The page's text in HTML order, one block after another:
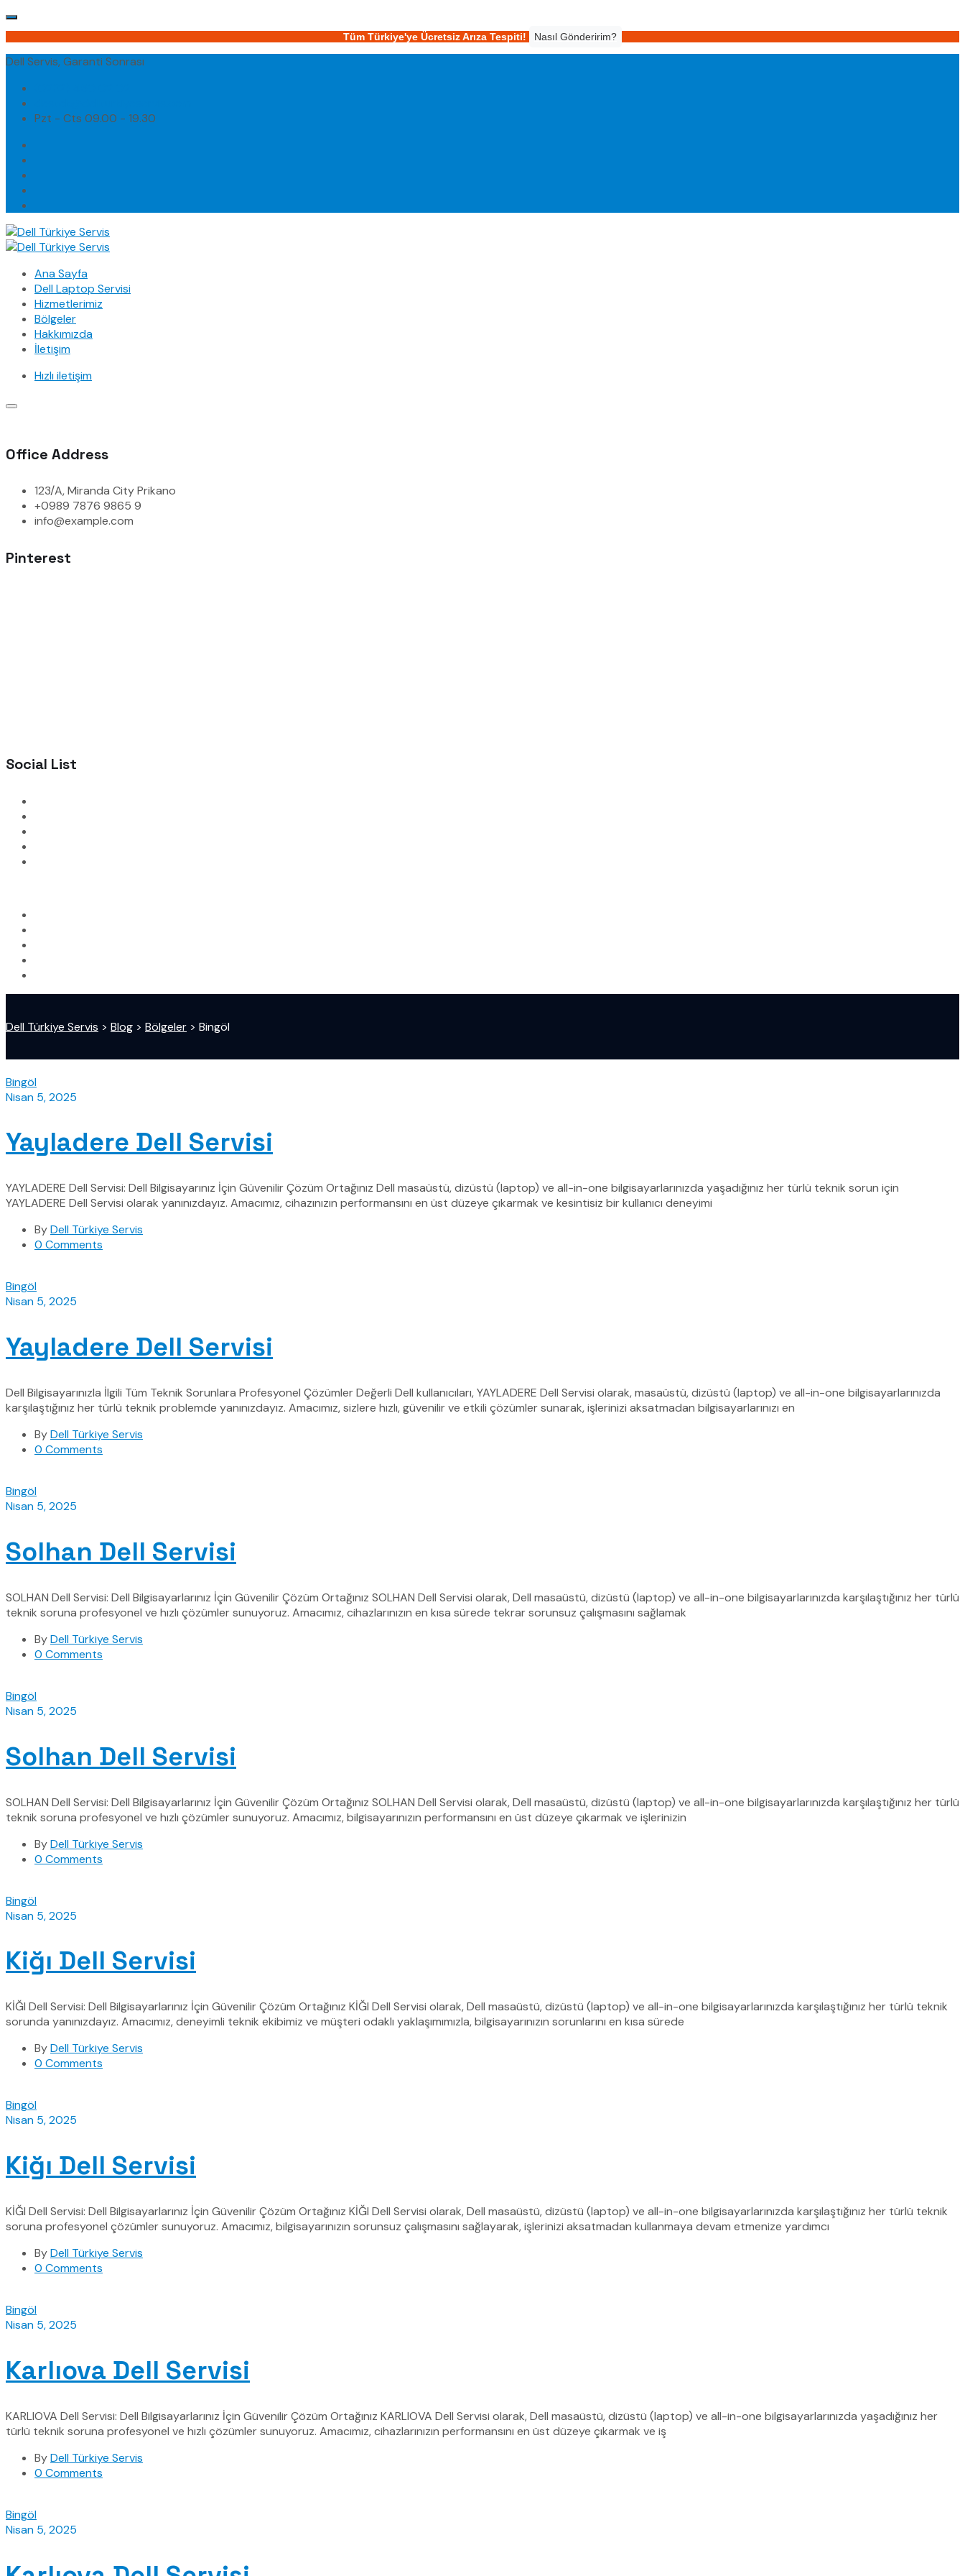
Tüm Türkiye'ye Ücretsiz Arıza Tespiti! Nasıl Gönderirim?
Dell Servis, Garanti Sonrası
Pzt - Cts 09.00 - 19.30
Ana Sayfa
Dell Laptop Servisi
Hizmetlerimiz
Bölgeler
Hakkımızda
İletişim
Hızlı iletişim
Office Address
123/A, Miranda City Prikano
+0989 7876 9865 9
info@example.com
Pinterest
Social List
Dell Türkiye Servis > Blog > Bölgeler > Bingöl
Bingöl
Nisan 5, 2025
Yayladere Dell Servisi
YAYLADERE Dell Servisi: Dell Bilgisayarınız İçin Güvenilir Çözüm Ortağınız Dell masaüstü, dizüstü (laptop) ve all-in-one bilgisayarlarınızda yaşadığınız her türlü teknik sorun için
YAYLADERE Dell Servisi olarak yanınızdayız. Amacımız, cihazınızın performansını en üst düzeye çıkarmak ve kesintisiz bir kullanıcı deneyimi
ByDell Türkiye Servis
0 Comments
Bingöl
Nisan 5, 2025
Yayladere Dell Servisi
Dell Bilgisayarınızla İlgili Tüm Teknik Sorunlara Profesyonel Çözümler Değerli Dell kullanıcıları, YAYLADERE Dell Servisi olarak, masaüstü, dizüstü (laptop) ve all-in-one bilgisayarlarınızda
karşılaştığınız her türlü teknik problemde yanınızdayız. Amacımız, sizlere hızlı, güvenilir ve etkili çözümler sunarak, işlerinizi aksatmadan bilgisayarlarınızı en
ByDell Türkiye Servis
0 Comments
Bingöl
Nisan 5, 2025
Solhan Dell Servisi
SOLHAN Dell Servisi: Dell Bilgisayarlarınız İçin Güvenilir Çözüm Ortağınız SOLHAN Dell Servisi olarak, Dell masaüstü, dizüstü (laptop) ve all-in-one bilgisayarlarınızda karşılaştığınız her türlü
teknik soruna profesyonel ve hızlı çözümler sunuyoruz. Amacımız, cihazlarınızın en kısa sürede tekrar sorunsuz çalışmasını sağlamak
ByDell Türkiye Servis
0 Comments
Bingöl
Nisan 5, 2025
Solhan Dell Servisi
SOLHAN Dell Servisi: Dell Bilgisayarlarınız İçin Güvenilir Çözüm Ortağınız SOLHAN Dell Servisi olarak, Dell masaüstü, dizüstü (laptop) ve all-in-one bilgisayarlarınızda karşılaştığınız her türlü
teknik soruna profesyonel ve hızlı çözümler sunuyoruz. Amacımız, bilgisayarınızın performansını en üst düzeye çıkarmak ve işlerinizin
ByDell Türkiye Servis
0 Comments
Bingöl
Nisan 5, 2025
Kiğı Dell Servisi
KİĞI Dell Servisi: Dell Bilgisayarlarınız İçin Güvenilir Çözüm Ortağınız KİĞI Dell Servisi olarak, Dell masaüstü, dizüstü (laptop) ve all-in-one bilgisayarlarınızda karşılaştığınız her türlü teknik
sorunda yanınızdayız. Amacımız, deneyimli teknik ekibimiz ve müşteri odaklı yaklaşımımızla, bilgisayarınızın sorunlarını en kısa sürede
ByDell Türkiye Servis
0 Comments
Bingöl
Nisan 5, 2025
Kiğı Dell Servisi
KİĞI Dell Servisi: Dell Bilgisayarlarınız İçin Güvenilir Çözüm Ortağınız KİĞI Dell Servisi olarak, Dell masaüstü, dizüstü (laptop) ve all-in-one bilgisayarlarınızda karşılaştığınız her türlü teknik
soruna profesyonel çözümler sunuyoruz. Amacımız, bilgisayarınızın sorunsuz çalışmasını sağlayarak, işlerinizi aksatmadan kullanmaya devam etmenize yardımcı
ByDell Türkiye Servis
0 Comments
Bingöl
Nisan 5, 2025
Karlıova Dell Servisi
KARLIOVA Dell Servisi: Dell Bilgisayarlarınız İçin Güvenilir Çözüm Ortağınız KARLIOVA Dell Servisi olarak, Dell masaüstü, dizüstü (laptop) ve all-in-one bilgisayarlarınızda yaşadığınız her
türlü teknik soruna profesyonel ve hızlı çözümler sunuyoruz. Amacımız, cihazlarınızın performansını en üst düzeye çıkarmak ve iş
ByDell Türkiye Servis
0 Comments
Bingöl
Nisan 5, 2025